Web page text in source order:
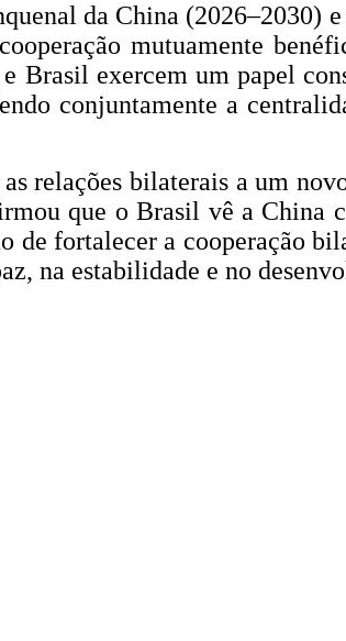
da China (2026–2030)
mutuamente
exercem um papel
conjuntamente a
relações bilaterais a um
que o Brasil vê a China
fortalecer a cooperação
na estabilidade e no